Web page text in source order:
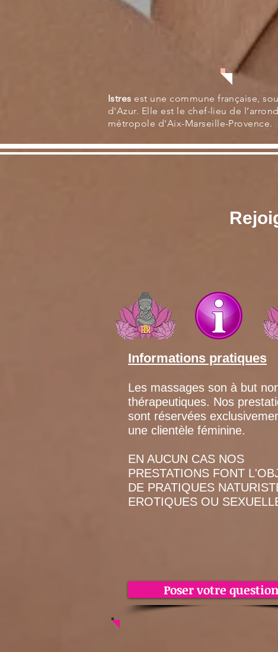
Istres est une commune française,
d'Azur. Elle est le chef-lieu de
métropole d'Aix-Marseille-Provence.
Informations pratiques
Les massages son à but
thérapeutiques. Nos
sont réservées
une clientèle féminine.
EN AUCUN CAS NOS
PRESTATIONS FONT
DE PRATIQUES
EROTIQUES OU
Poser votre question